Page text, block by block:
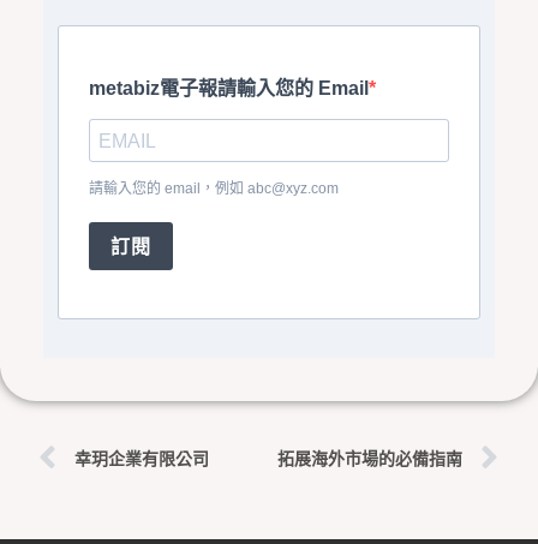
metabiz電子報請輸入您的 Email
請輸入您的 email，例如 abc@xyz.com
訂閱
幸玥企業有限公司 拓展海外市場的必備指南